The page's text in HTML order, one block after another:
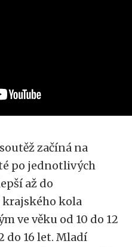
začíná na
po jednotlivých
až do
kola
ve věku od 10 do 12
do 16 let. Mladí